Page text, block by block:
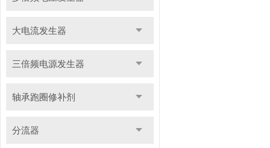
大电流发生器
三倍频电源发生器
轴承跑圈修补剂
分流器